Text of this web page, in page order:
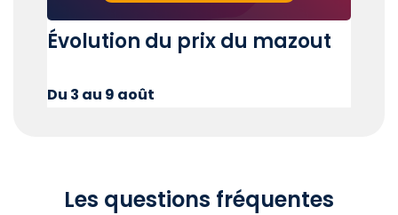
Évolution du prix du mazout
Du 3 au 9 août
Les questions fréquentes